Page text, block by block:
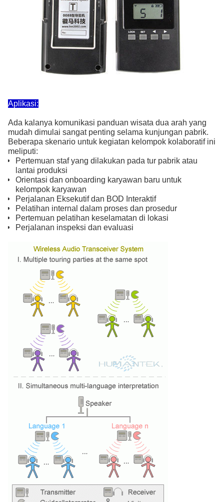
Aplikasi:
Ada kalanya komunikasi panduan wisata dua arah yang
mudah dimulai sangat penting selama kunjungan pabrik.
Beberapa skenario untuk kegiatan kelompok kolaboratif ini
meliputi:
Pertemuan staf yang dilakukan pada tur pabrik atau
lantai produksi
Orientasi dan onboarding karyawan baru untuk
kelompok karyawan
Perjalanan Eksekutif dan BOD Interaktif
Pelatihan internal dalam proses dan prosedur
Pertemuan pelatihan keselamatan di lokasi
Perjalanan inspeksi dan evaluasi